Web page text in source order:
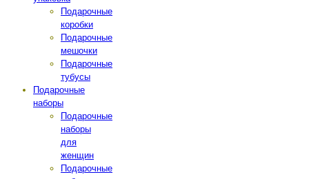
Подарочные
коробки
Подарочные
мешочки
Подарочные
тубусы
Подарочные
наборы
Подарочные
наборы
для
женщин
Подарочные